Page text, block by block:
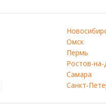
Омск
Пермь
Ростов-
Самара
Санкт-